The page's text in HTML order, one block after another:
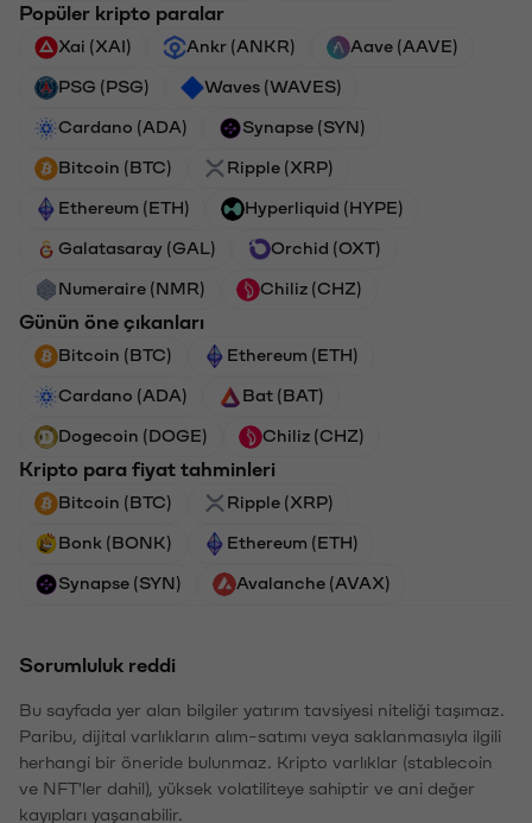
Popüler kripto paralar
Xai (XAI) Ankr (ANKR) Aave (AAVE)
PSG (PSG) Waves (WAVES)
Cardano (ADA) Synapse (SYN)
Bitcoin (BTC) Ripple (XRP)
Ethereum (ETH) Hyperliquid (HYPE)
Galatasaray (GAL) Orchid (OXT)
Numeraire (NMR) Chiliz (CHZ)
Günün öne çıkanları
Bitcoin (BTC) Ethereum (ETH)
Cardano (ADA) Bat (BAT)
Dogecoin (DOGE) Chiliz (CHZ)
Kripto para fiyat tahminleri
Bitcoin (BTC) Ripple (XRP)
Bonk (BONK) Ethereum (ETH)
Synapse (SYN) Avalanche (AVAX)
Sorumluluk reddi
Bu sayfada yer alan bilgiler yatırım tavsiyesi niteliği taşımaz.
Paribu, dijital varlıkların alım-satımı veya saklanmasıyla ilgili
herhangi bir öneride bulunmaz. Kripto varlıklar (stablecoin
ve NFT'ler dahil), yüksek volatiliteye sahiptir ve ani değer
kayıpları yaşanabilir.